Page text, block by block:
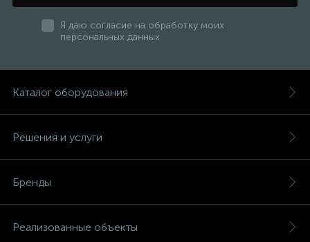
Я даю согласие на обработку моих
персональных данных
Каталог оборудования
Решения и услуги
Бренды
Реализованные объекты